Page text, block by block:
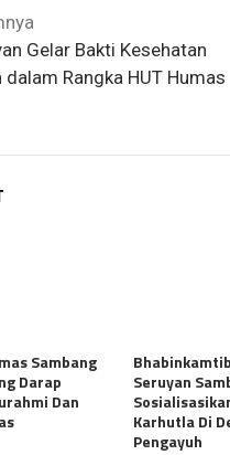
Gelar Bakti Kesehatan
dalam Rangka HUT Humas
Sambang
Darap
Dan
Seruyan
Karhutla Di
Pengayuh